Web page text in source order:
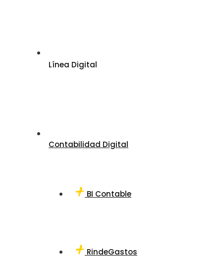
Línea Digital
Contabilidad Digital
BI Contable
RindeGastos